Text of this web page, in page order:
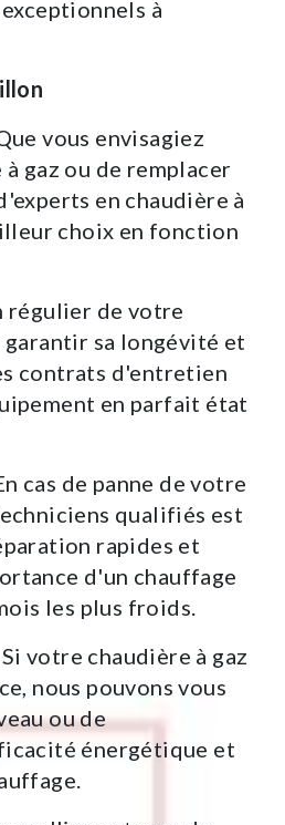
à
vous envisagiez
gaz ou de remplacer
en chaudière à
choix en fonction
régulier de votre
garantir sa longévité et
contrats d'entretien
en parfait état
cas de panne de votre
qualifiés est
rapides et
d'un chauffage
les plus froids.
Si votre chaudière à gaz
nous pouvons vous
ou de
énergétique et